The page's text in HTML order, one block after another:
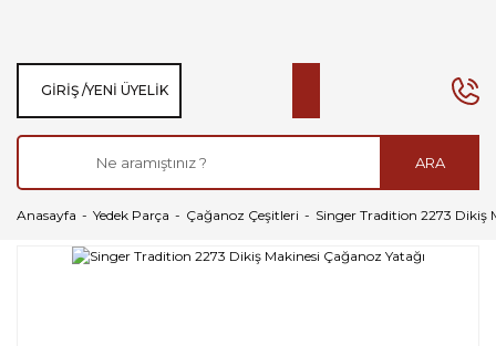
ARA
GIRIŞ /YENI ÜYELIK
Anasayfa Yedek Parça Çağanoz Çeşitleri Singer Tradition 2273 Dikiş